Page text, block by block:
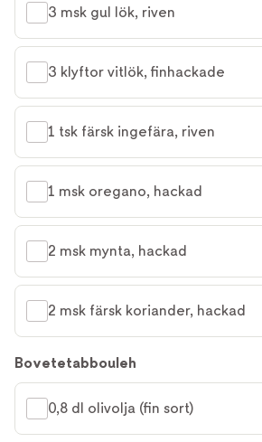
3 msk gul lök, riven
3 klyftor vitlök, finhackade
1 tsk färsk ingefära, riven
1 msk oregano, hackad
2 msk mynta, hackad
2 msk färsk koriander, hackad
Bovetetabbouleh
0,8 dl olivolja (fin sort)